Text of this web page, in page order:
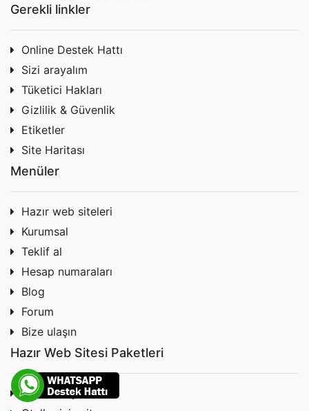
Gerekli linkler
Online Destek Hattı
Sizi arayalım
Tüketici Hakları
Gizlilik & Güvenlik
Etiketler
Site Haritası
Menüler
Hazır web siteleri
Kurumsal
Teklif al
Hesap numaraları
Blog
Forum
Bize ulaşın
Hazır Web Sitesi Paketleri
Firmalar için site